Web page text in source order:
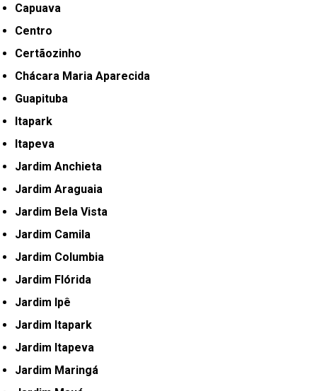
Capuava
Centro
Certãozinho
Chácara Maria Aparecida
Guapituba
Itapark
Itapeva
Jardim Anchieta
Jardim Araguaia
Jardim Bela Vista
Jardim Camila
Jardim Columbia
Jardim Flórida
Jardim Ipê
Jardim Itapark
Jardim Itapeva
Jardim Maringá